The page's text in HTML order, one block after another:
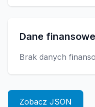
Dane finansowe
Brak danych
Zobacz JSON